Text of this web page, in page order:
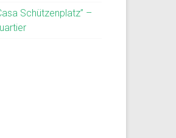
Schützenplatz” –